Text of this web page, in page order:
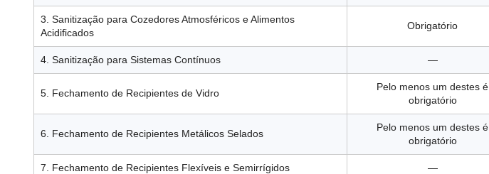
3. Sanitização para Cozedores Atmosféricos e Alimentos
Acidificados
Obrigatório
4. Sanitização para Sistemas Contínuos —
5. Fechamento de Recipientes de Vidro
Pelo menos um destes é
obrigatório
6. Fechamento de Recipientes Metálicos Selados
Pelo menos um destes é
obrigatório
7. Fechamento de Recipientes Flexíveis e Semirrígidos —